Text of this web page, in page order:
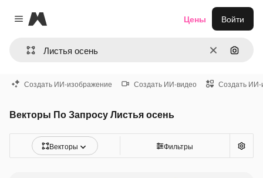
Close menu
Magnific
ОчиститьПоиск
Цены Войти
Создать ИИ-изображение Создать ИИ-видео Создать ИИ-
Векторы По Запросу Листья осень
Векторы Фильтры